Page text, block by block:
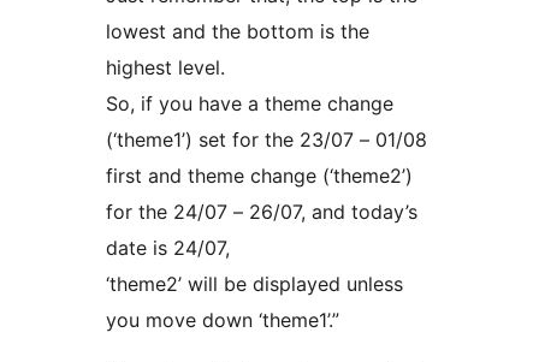
lowest and the bottom is the
highest level.
So, if you have a theme change
(‘theme1’) set for the 23/07 – 01/08
first and theme change (‘theme2’)
for the 24/07 – 26/07, and today’s
date is 24/07,
‘theme2’ will be displayed unless
you move down ‘theme1’.”